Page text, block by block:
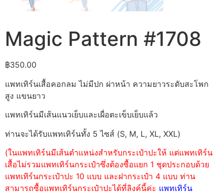
Magic Pattern #1708
฿350.00
แพทเทิร์นเสื้อคอกลม ไม่มีปก ผ่าหน้า ความยาวระดับสะโพก
สูง แขนยาว
แพทเทิร์นมีเส้นแนวเย็บและเผื่อตะเข็บเย็บแล้ว
ท่านจะได้รับแพทเทิร์นทั้ง 5 ไซส์ (S, M, L, XL, XXL)
(ในแพทเทิร์นมีเส้นตำแหน่งสำหรับกระเป๋าปะให้ แต่แพทเทิร์น
เสื้อไม่รวมแพทเทิร์นกระเป๋าซึ่งต้องซื้อแยก 1 ชุดประกอบด้วย
แพทเทิร์นกระเป๋าปะ 10 แบบ และฝากระเป๋า 4 แบบ ท่าน
สามารถซื้อแพทเทิร์นกระเป๋าปะได้ที่ลิงค์นี้ค่ะ แพทเทิร์น